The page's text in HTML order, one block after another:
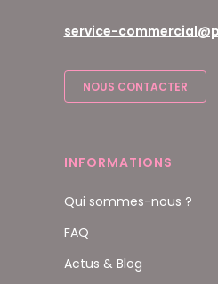
service-
NOUS CONTACTER
INFORMATIONS
Qui sommes-nous ?
FAQ
Actus & Blog